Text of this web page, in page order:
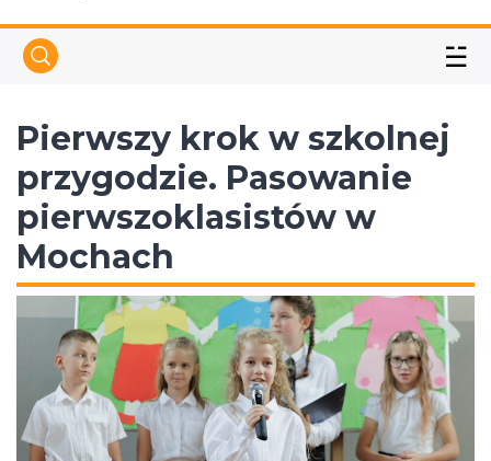
☱
Pierwszy krok w szkolnej
przygodzie. Pasowanie
pierwszoklasistów w
Mochach